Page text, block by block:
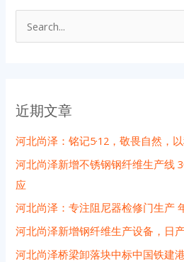
近期文章
河北尚泽：铭记5·12，敬畏自然，
河北尚泽新增不锈钢钢纤维生产线
应
河北尚泽：专注阻尼器检修门生产
河北尚泽新增钢纤维生产设备，日
河北尚泽桥梁卸落块中标中国铁建